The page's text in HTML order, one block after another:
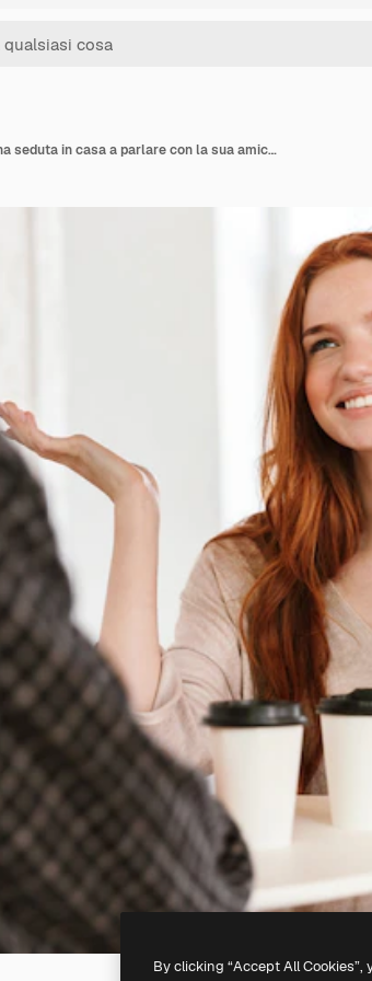
Redhead studentessa giovane donna seduta in casa a parlare con la sua amica.
By clicking “Accept All